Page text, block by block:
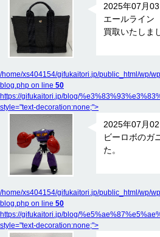
2025年07月03
エールライ
買取いたしま
/home/xs404154/gifukaitori.jp/public_html/wp/
blog.php on line 50
https://gifukaitori.jp/blog/
style="text-decoration:none;">
2025年07月02
ビーロボのガ
た。
/home/xs404154/gifukaitori.jp/public_html/wp/
blog.php on line 50
https://gifukaitori.jp/blog/
style="text-decoration:none;">